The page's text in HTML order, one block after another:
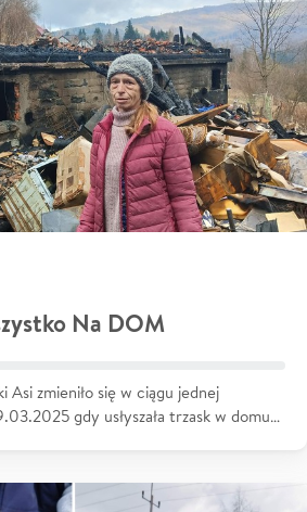
Na DOM
Asi zmieniło się w ciągu jednej
gdy usłyszała trzask w domu…